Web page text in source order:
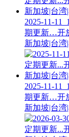
2025-11-
期更新…开
新加坡|台
2025-11-
期更新…开
新加坡|台